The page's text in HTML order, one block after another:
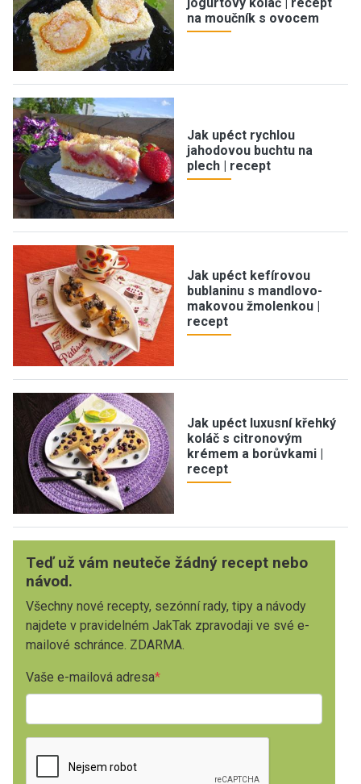
na moučník s ovocem
Jak upéct rychlou
jahodovou buchtu na
plech | recept
Jak upéct kefírovou
bublaninu s mandlovo-
makovou žmolenkou |
recept
Jak upéct luxusní křehký
koláč s citronovým
krémem a borůvkami |
recept
Teď už vám neuteče žádný recept nebo
návod.
Všechny nové recepty, sezónní rady, tipy a návody
najdete v pravidelném JakTak zpravodaji ve své e-
mailové schránce. ZDARMA.
Vaše e-mailová adresa